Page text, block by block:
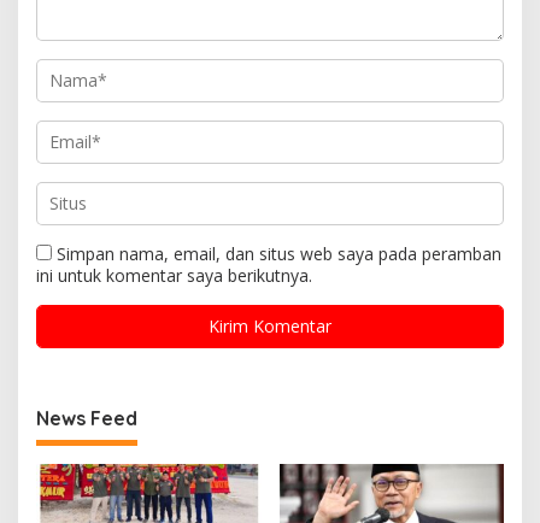
Simpan nama, email, dan situs web saya pada peramban
ini untuk komentar saya berikutnya.
News Feed